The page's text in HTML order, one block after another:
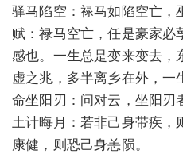
驿马陷空：禄马如陷空亡，
赋：禄马空亡，任是豪家必
感也。一生总是变来变去
虚之兆，多半离乡在外，一
命坐阳刃：问对云，坐阳刃
土计晦月：若非己身带疾
康健，则恐己身恙陨。